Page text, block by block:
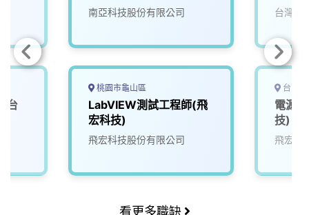
-台
南亞科技股份有限公司
桃園市龜山區
LabVIEW測試工程師(飛
宏科技)
飛宏科技股份有限公司
台灣穗
台南
電源
技)
飛宏科
看更多職缺